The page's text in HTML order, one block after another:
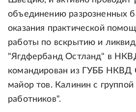
объединению разрозненных
оказания практической
работы по вскрытию и
"Ягдфербанд Остланд" в
командирован из ГУББ НКВД
майор тов. Калинин с
работников".